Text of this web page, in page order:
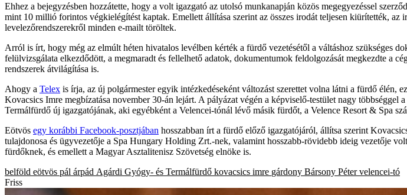
Ehhez a bejegyzésben hozzátette, hogy a volt igazgató az utolsó munkanapján közös megegyezéssel
mint 10 millió forintos végkielégítést kaptak. Emellett állítása szerint az összes irodát teljesen kiürítették,
levelezőrendszerekről minden e-mailt töröltek.
Arról is írt, hogy még az elmúlt héten hivatalos levélben kérték a fürdő vezetésétől a váltáshoz szükséges
felülvizsgálata elkezdődött, a megmaradt és fellelhető adatok, dokumentumok feldolgozását megkezdte a
rendszerek átvilágítása is.
Ahogy a Telex is írja, az új polgármester egyik intézkedéseként változást szerettet volna látni a fürdő
Kovacsics Imre megbízatása november 30-án lejárt. A pályázat végén a képviselő-testület nagy
Termálfürdő új igazgatójának, aki egyébként a Velencei-tónál lévő másik fürdőt, a Velence Resort & Spa
Eötvös egy korábbi Facebook-posztjában hosszabban írt a fürdő előző igazgatójáról, állítsa szerint
tulajdonosa és ügyvezetője a Spa Hungary Holding Zrt.-nek, valamint hosszabb-rövidebb ideig vezetője
fürdőknek, és emellett a Magyar Asztalitenisz Szövetség elnöke is.
belföld eötvös pál árpád Agárdi Gyógy- és Termálfürdő kovacsics imre gárdony Bársony Péter velencei-tó
Friss